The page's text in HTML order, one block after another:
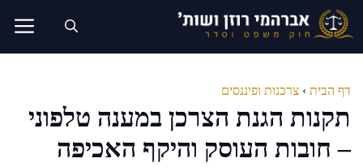
לדלג
לתוכן
דף הבית › צרכנות ופיננסים
תקנות הגנת הצרכן במענה טלפוני
– חובות העוסק והיקף האכיפה